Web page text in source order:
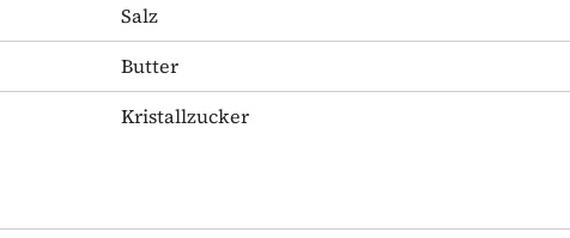
Salz
Butter
Kristallzucker